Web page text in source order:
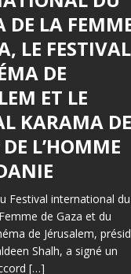
DE LA
LE FESTIVAL
DE
ET LE
KARAMA
L’HOMME
Festival international du
de Gaza et du
de Jérusalem,
Shalh, a signé un
[…]